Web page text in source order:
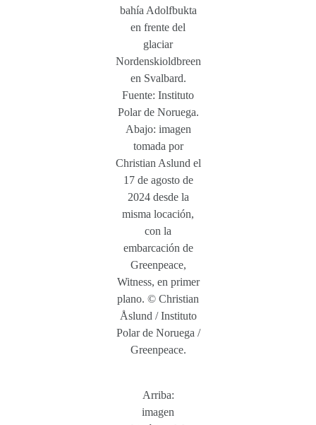
bahía Adolfbukta
en frente del
glaciar
Nordenskioldbreen
en Svalbard.
Fuente: Instituto
Polar de Noruega.
Abajo: imagen
tomada por
Christian Aslund el
17 de agosto de
2024 desde la
misma locación,
con la
embarcación de
Greenpeace,
Witness, en primer
plano. © Christian
Åslund / Instituto
Polar de Noruega /
Greenpeace.
Arriba:
imagen